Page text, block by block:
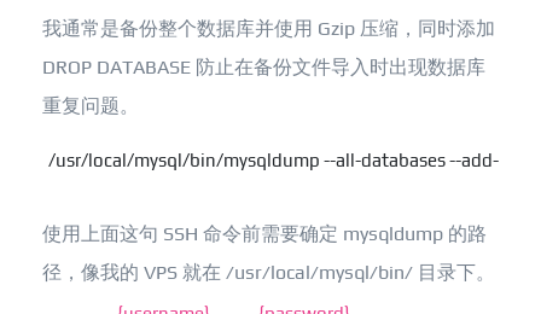
我通常是备份整个数据库并使用 Gzip 压缩，同时添加
DROP DATABASE 防止在备份文件导入时出现数据库
重复问题。
/usr/local/mysql/bin/mysqldump --all-databases --add-
使用上面这句 SSH 命令前需要确定 mysqldump 的路
径，像我的 VPS 就在 /usr/local/mysql/bin/ 目录下。